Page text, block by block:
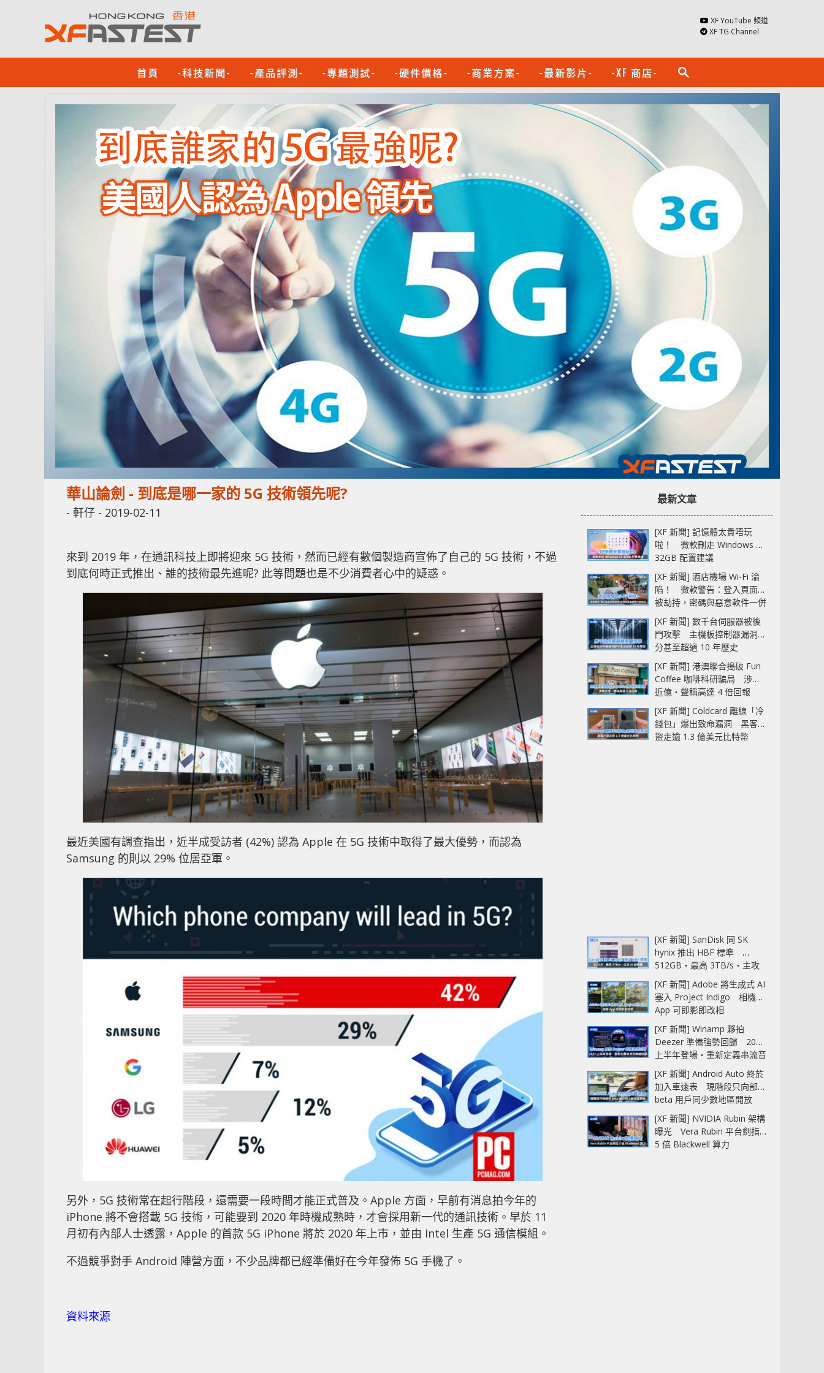
XF YouTube 頻道
XF TG Channel
首頁 -科技新聞- -產品評測- -專題測試- -硬件價格- -商業方案- -最新影片- -XF 商店- search
華山論劍 - 到底是哪一家的 5G 技術領先呢?
- 軒仔 - 2019-02-11
來到 2019 年，在通訊科技上即將迎來 5G 技術，然而已經有數個製造商宣佈了自己的 5G 技術，不過
到底何時正式推出、誰的技術最先進呢? 此等問題也是不少消費者心中的疑惑。
最近美國有調查指出，近半成受訪者 (42%) 認為 Apple 在 5G 技術中取得了最大優勢，而認為
Samsung 的則以 29% 位居亞軍。
另外，5G 技術常在起行階段，還需要一段時間才能正式普及。Apple 方面，早前有消息拍今年的
iPhone 將不會搭載 5G 技術，可能要到 2020 年時機成熟時，才會採用新一代的通訊技術。早於 11
月初有內部人士透露，Apple 的首款 5G iPhone 將於 2020 年上市，並由 Intel 生產 5G 通信模組。
不過競爭對手 Android 陣營方面，不少品牌都已經準備好在今年發佈 5G 手機了。
資料來源
最新文章
[XF 新聞] 記憶體太貴唔玩
啦！ 微軟刪走 Windows 11
32GB 配置建議
[XF 新聞] 酒店機場 Wi-Fi 淪
陷！ 微軟警告：登入頁面可
被劫持，密碼與惡意軟件一併
中招
[XF 新聞] 數千台伺服器被後
門攻擊 主機板控制器漏洞部
分甚至超過 10 年歷史
[XF 新聞] 港澳聯合搗破 Fun
Coffee 咖啡科研騙局 涉款
近億‧聲稱高達 4 倍回報
[XF 新聞] Coldcard 離線「冷
錢包」爆出致命漏洞 黑客已
盜走逾 1.3 億美元比特幣
[XF 新聞] SanDisk 同 SK
hynix 推出 HBF 標準
512GB‧最高 3TB/s‧主攻
AI 記憶體
[XF 新聞] Adobe 將生成式 AI
塞入 Project Indigo 相機
App 可即影即改相
[XF 新聞] Winamp 夥拍
Deezer 準備強勢回歸 2027
上半年登場‧重新定義串流音
樂播放器
[XF 新聞] Android Auto 終於
加入車速表 現階段只向部分
beta 用戶同少數地區開放
[XF 新聞] NVIDIA Rubin 架構
曝光 Vera Rubin 平台劍指
5 倍 Blackwell 算力